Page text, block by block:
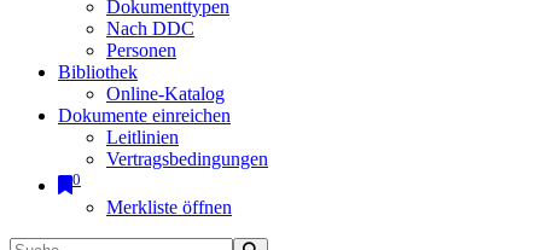
Dokumenttypen
Nach DDC
Personen
Bibliothek
Online-Katalog
Dokumente einreichen
Leitlinien
Vertragsbedingungen
0
Merkliste öffnen